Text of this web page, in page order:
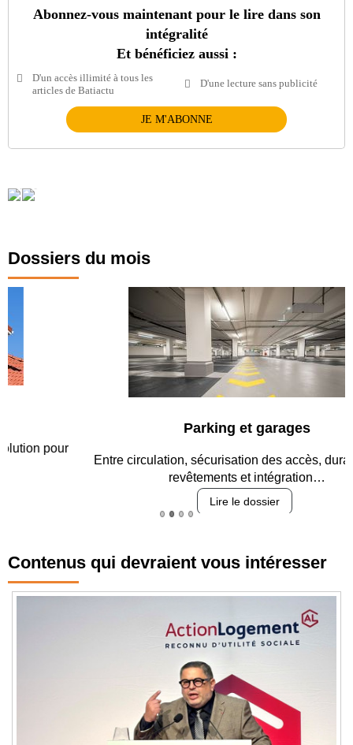
Abonnez-vous maintenant pour le lire dans son
intégralité
Et bénéficiez aussi :
D'un accès illimité à tous les
articles de Batiactu
D'une lecture sans publicité
JE M'ABONNE
Dossiers du mois
Parking et garages
Entre circulation, sécurisation des accès, durabilité des
revêtements et intégration…
Contenus qui devraient vous intéresser